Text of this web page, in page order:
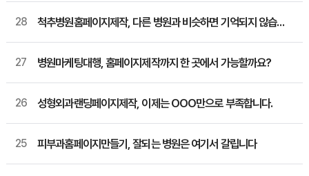
28 척추병원홈페이지제작, 다른 병원과 비슷하면 기억되지 않습니다
27 병원마케팅대행, 홈페이지제작까지 한 곳에서 가능할까요?
26 성형외과랜딩페이지제작, 이제는 OOO만으로 부족합니다.
25 피부과홈페이지만들기, 잘되는 병원은 여기서 갈립니다